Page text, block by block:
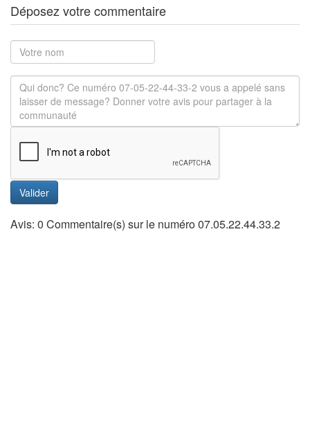
Déposez votre commentaire
Valider
Avis: 0 Commentaire(s) sur le numéro 07.05.22.44.33.2